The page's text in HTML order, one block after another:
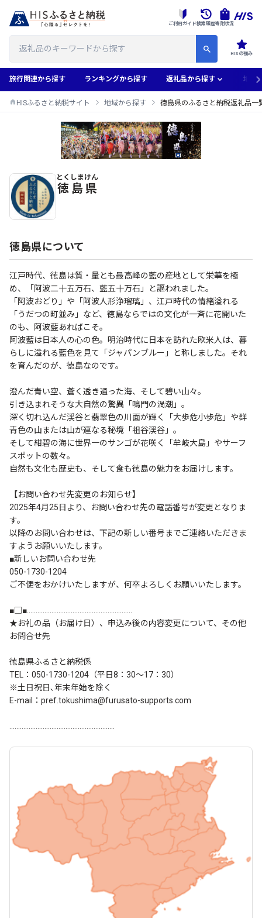
HISの強み
ご利用ガイド検索履歴寄附状況
旅行関連から探す ランキングから探す 返礼品から探す 地域
HISふるさと納税サイト 地域から探す 徳島県のふるさと納税返礼品一
徳島県のふるさと納税返礼品一覧
徳島県
とくしまけん
徳島県について
江戸時代、徳島は質・量とも最高峰の藍の産地として栄華を極
め、「阿波二十五万石、藍五十万石」と謳われました。
「阿波おどり」や「阿波人形浄瑠璃」、江戸時代の情緒溢れる
「うだつの町並み」など、徳島ならではの文化が一斉に花開いた
のも、阿波藍あればこそ。
阿波藍は日本人の心の色。明治時代に日本を訪れた欧米人は、暮
らしに溢れる藍色を見て「ジャパンブルー」と称しました。それ
を育んだのが、徳島なのです。
澄んだ青い空、蒼く透き通った海、そして碧い山々。
引き込まれそうな大自然の驚異「鳴門の渦潮」。
深く切れ込んだ渓谷と翡翠色の川面が輝く「大歩危小歩危」や群
青色の山または山が連なる秘境「祖谷渓谷」。
そして紺碧の海に世界一のサンゴが花咲く「牟岐大島」やサーフ
スポットの数々。
自然も文化も歴史も、そして食も徳島の魅力をお届けします。
【お問い合わせ先変更のお知らせ】
2025年4月25日より、お問い合わせ先の電話番号が変更となりま
す。
以降のお問い合わせは、下記の新しい番号までご連絡いただきま
すようお願いいたします。
■新しいお問い合わせ先
050-1730-1204
ご不便をおかけいたしますが、何卒よろしくお願いいたします。
■□■……………………………………………………
★お礼の品（お届け日）、申込み後の内容変更について、その他
お問合せ先
徳島県ふるさと納税係
TEL：050-1730-1204（平日8：30～17：30）
※土日祝日､年末年始を除く
E-mail：pref.tokushima@furusato-supports.com